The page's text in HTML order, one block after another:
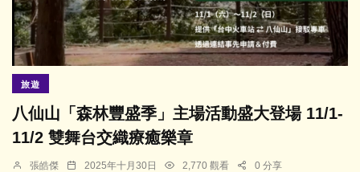
旅遊
八仙山「森林豐盛季」主場活動盛大登場 11/1-
11/2 雙舞台交織療癒樂章
張皓傑 2025年十月30日 2,770 觀看 0 分享